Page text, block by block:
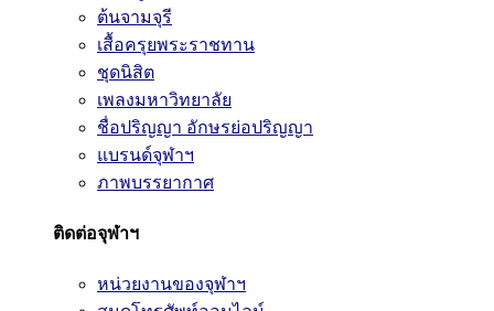
ต้นจามจุรี
เสื้อครุยพระราชทาน
ชุดนิสิต
เพลงมหาวิทยาลัย
ชื่อปริญญา อักษรย่อปริญญา
แบรนด์จุฬาฯ
ภาพบรรยากาศ
ติดต่อจุฬาฯ
หน่วยงานของจุฬาฯ